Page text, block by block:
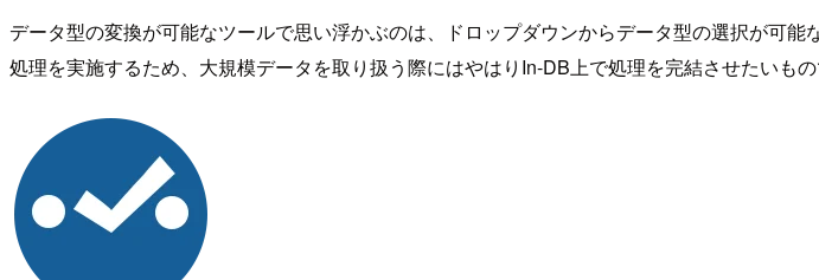
データ型の変換が可能なツールで思い浮かぶのは、ドロップダウンからデータ型の選択が可能
処理を実施するため、大規模データを取り扱う際にはやはりIn-DB上で処理を完結させたいもの